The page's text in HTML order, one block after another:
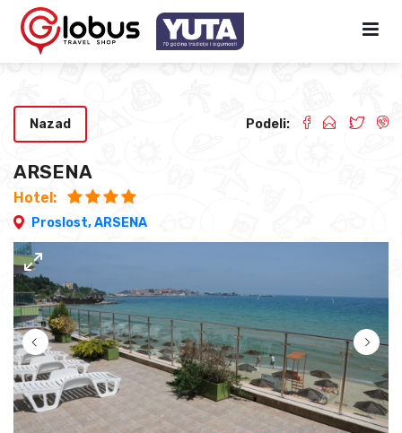
ARSENA
Hotel:
Proslost,ARSENA
Nazad Podeli: